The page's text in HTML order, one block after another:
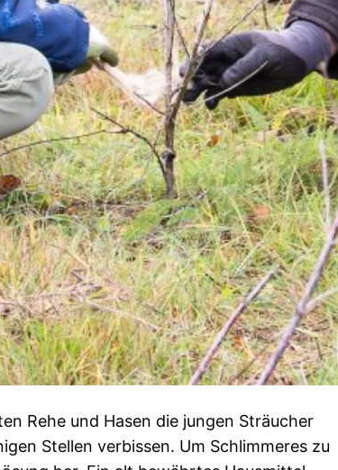
Rehe und Hasen die jungen Sträucher
Stellen verbissen. Um Schlimmeres zu